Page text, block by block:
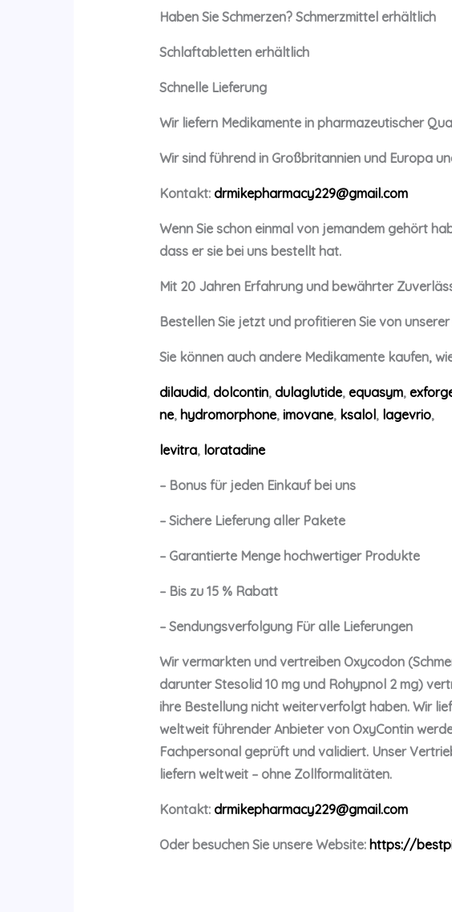
Haben Sie Schmerzen? Schmerzmittel erhältlich
Schlaftabletten erhältlich
Schnelle Lieferung
Wir liefern Medikamente in pharmazeutischer
Wir sind führend in Großbritannien und Europa
Kontakt: drmikepharmacy229@gmail.com
Wenn Sie schon einmal von jemandem gehört
dass er sie bei uns bestellt hat.
Mit 20 Jahren Erfahrung und bewährter
Bestellen Sie jetzt und profitieren Sie von
Sie können auch andere Medikamente kaufen,
dilaudid, dolcontin, dulaglutide, equasym,
ne, hydromorphone, imovane, ksalol, lagevrio,
levitra, loratadine
– Bonus für jeden Einkauf bei uns
– Sichere Lieferung aller Pakete
– Garantierte Menge hochwertiger Produkte
– Bis zu 15 % Rabatt
– Sendungsverfolgung Für alle Lieferungen
Wir vermarkten und vertreiben Oxycodon
darunter Stesolid 10 mg und Rohypnol 2 mg)
ihre Bestellung nicht weiterverfolgt haben. Wir
weltweit führender Anbieter von OxyContin
Fachpersonal geprüft und validiert. Unser
liefern weltweit – ohne Zollformalitäten.
Kontakt: drmikepharmacy229@gmail.com
Oder besuchen Sie unsere Website: https://